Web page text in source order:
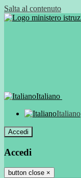
Salta al contenuto
Italiano
Italiano
Accedi
Accedi
button close ×